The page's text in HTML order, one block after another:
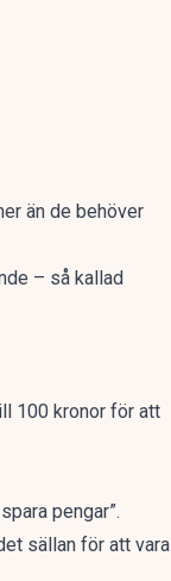
än de behöver
– så kallad
100 kronor för att
pengar”.
sällan för att vara